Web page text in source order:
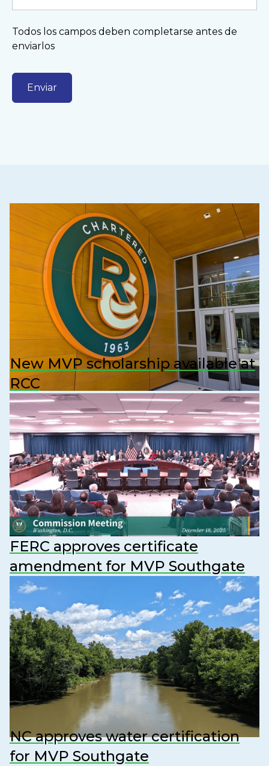
Todos los campos deben completarse antes de
enviarlos
New MVP scholarship available at
RCC
FERC approves certificate
amendment for MVP Southgate
NC approves water certification
for MVP Southgate